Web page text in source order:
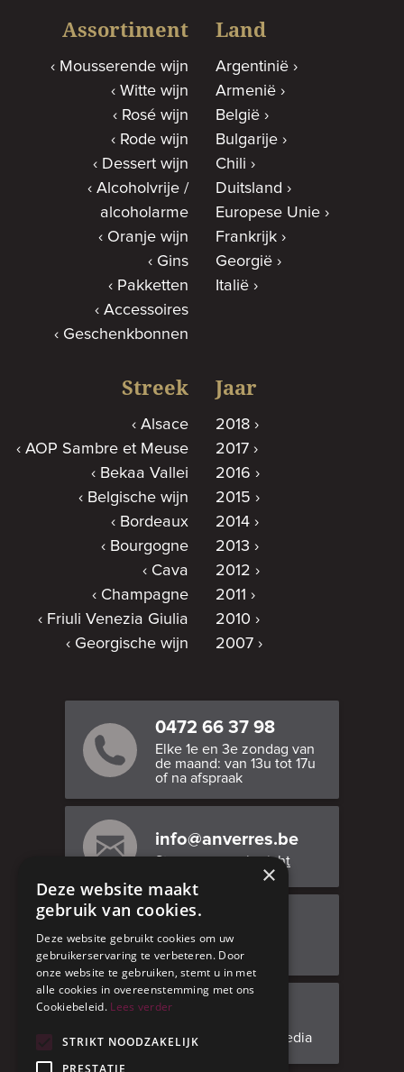
Assortiment
Mousserende wijn
Witte wijn
Rosé wijn
Rode wijn
Dessert wijn
Alcoholvrije /
alcoholarme
Oranje wijn
Gins
Pakketten
Accessoires
Geschenkbonnen
Land
Argentinië
Armenië
België
Bulgarije
Chili
Duitsland
Europese Unie
Frankrijk
Georgië
Italië
Streek
Alsace
AOP Sambre et Meuse
Bekaa Vallei
Belgische wijn
Bordeaux
Bourgogne
Cava
Champagne
Friuli Venezia Giulia
Georgische wijn
Jaar
2018
2017
2016
2015
2014
2013
2012
2011
2010
2007
0472 66 37 98
Elke 1e en 3e zondag van
de maand: van 13u tot 17u
of na afspraak
info@anverres.be
Stuur ons een bericht
Adresgegevens
Facebook
Volg ons op social media
×
Deze website maakt
gebruik van cookies.
Deze website gebruikt cookies om uw
gebruikerservaring te verbeteren. Door
onze website te gebruiken, stemt u in met
alle cookies in overeenstemming met ons
Cookiebeleid. Lees verder
STRIKT NOODZAKELIJK
PRESTATIE